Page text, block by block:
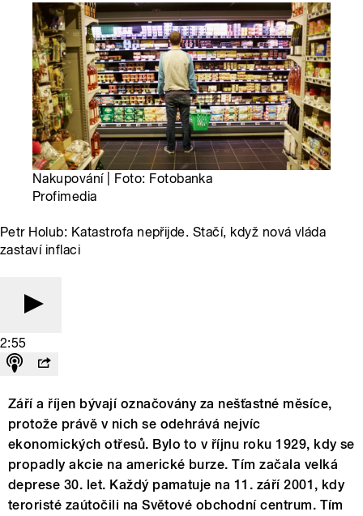
Nakupování | Foto: Fotobanka
Profimedia
Petr Holub: Katastrofa nepřijde. Stačí, když nová vláda
zastaví inflaci
2:55
Září a říjen bývají označovány za nešťastné měsíce,
protože právě v nich se odehrává nejvíc
ekonomických otřesů. Bylo to v říjnu roku 1929, kdy se
propadly akcie na americké burze. Tím začala velká
deprese 30. let. Každý pamatuje na 11. září 2001, kdy
teroristé zaútočili na Světové obchodní centrum. Tím